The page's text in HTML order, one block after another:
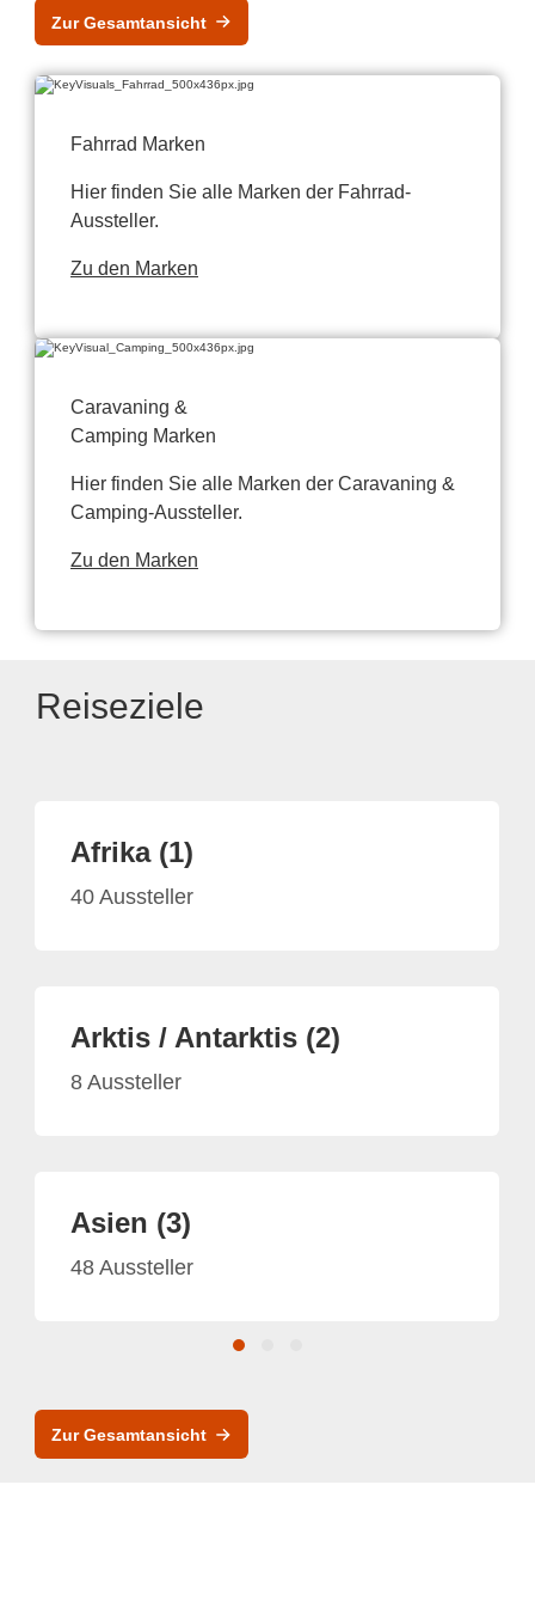
Zur Gesamtansicht
Fahrrad Marken
Hier finden Sie alle Marken der Fahrrad-
Aussteller.
Zu den Marken
Caravaning &
Camping Marken
Hier finden Sie alle Marken der Caravaning &
Camping-Aussteller.
Zu den Marken
Reiseziele
Afrika (1)
40 Aussteller
Arktis / Antarktis (2)
8 Aussteller
Asien (3)
48 Aussteller
Zur Gesamtansicht